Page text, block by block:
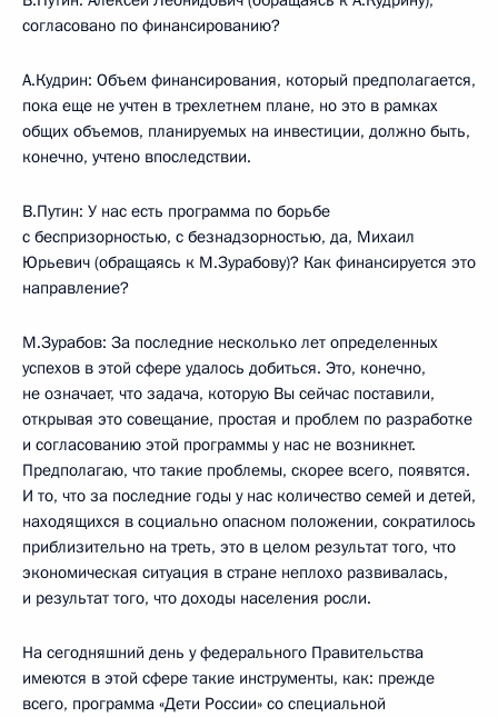
согласовано по финансированию?
А.Кудрин: Объем финансирования, который предполагается,
пока еще не учтен в трехлетнем плане, но это в рамках
общих объемов, планируемых на инвестиции, должно быть,
конечно, учтено впоследствии.
В.Путин: У нас есть программа по борьбе
с беспризорностью, с безнадзорностью, да, Михаил
Юрьевич (обращаясь к М.Зурабову)? Как финансируется это
направление?
М.Зурабов: За последние несколько лет определенных
успехов в этой сфере удалось добиться. Это, конечно,
не означает, что задача, которую Вы сейчас поставили,
открывая это совещание, простая и проблем по разработке
и согласованию этой программы у нас не возникнет.
Предполагаю, что такие проблемы, скорее всего, появятся.
И то, что за последние годы у нас количество семей и детей,
находящихся в социально опасном положении, сократилось
приблизительно на треть, это в целом результат того, что
экономическая ситуация в стране неплохо развивалась,
и результат того, что доходы населения росли.
На сегодняшний день у федерального Правительства
имеются в этой сфере такие инструменты, как: прежде
всего, программа «Дети России» со специальной